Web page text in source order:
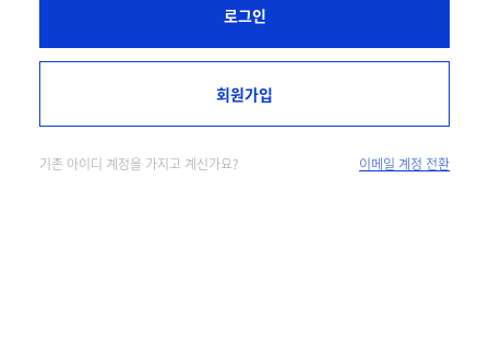
로그인
회원가입
기존 아이디 계정을 가지고 계신가요? 이메일 계정 전환